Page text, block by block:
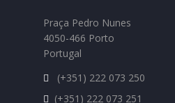
Praça Pedro Nunes
4050-466 Porto
Portugal
(+351) 222 073 250
(+351) 222 073 251